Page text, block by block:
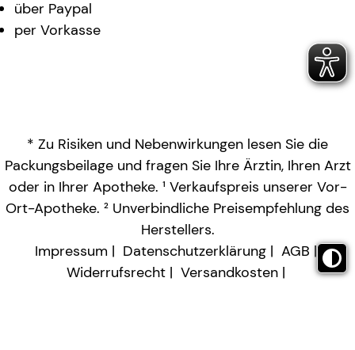
über Paypal
per Vorkasse
* Zu Risiken und Nebenwirkungen lesen Sie die
Packungsbeilage und fragen Sie Ihre Ärztin, Ihren Arzt
oder in Ihrer Apotheke. ¹ Verkaufspreis unserer Vor-
Ort-Apotheke. ² Unverbindliche Preisempfehlung des
Herstellers.
Impressum
Datenschutzerklärung
AGB
Widerrufsrecht
Versandkosten